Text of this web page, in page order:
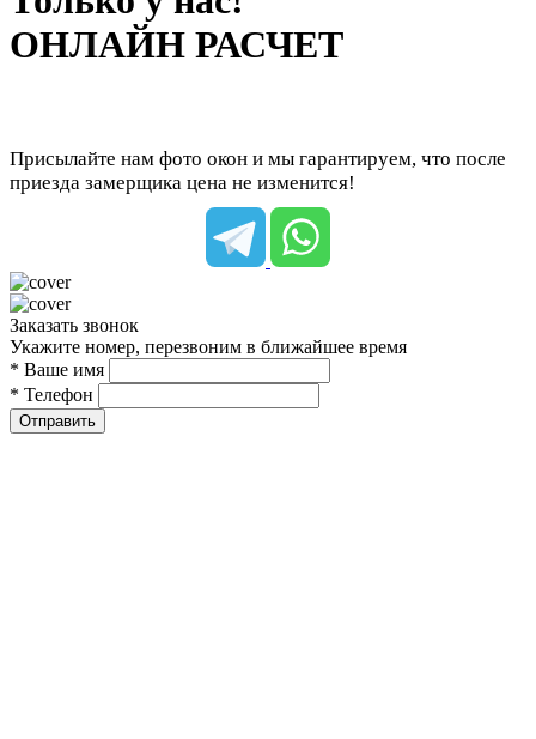
ОНЛАЙН РАСЧЕТ
Присылайте нам фото окон и мы гарантируем, что после
приезда замерщика цена не изменится!
Заказать звонок
Укажите номер, перезвоним в ближайшее время
* Ваше имя
* Телефон
Отправить